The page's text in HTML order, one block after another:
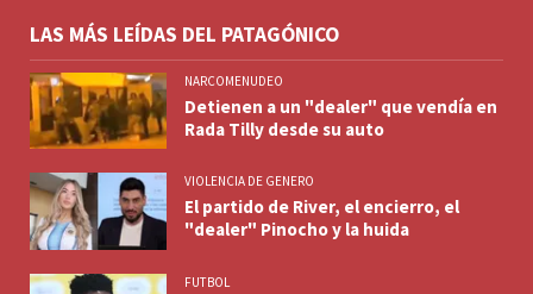
LAS MÁS LEÍDAS DEL PATAGÓNICO
NARCOMENUDEO
Detienen a un "dealer" que vendía en
Rada Tilly desde su auto
VIOLENCIA DE GENERO
El partido de River, el encierro, el
"dealer" Pinocho y la huida
FUTBOL